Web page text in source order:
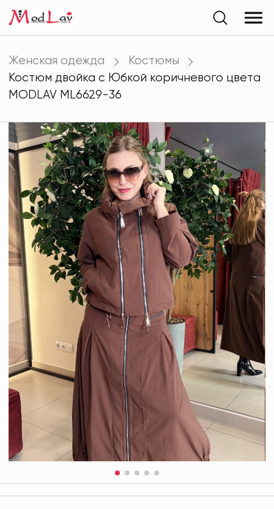
Женская одежда
Костюмы
Костюм двойка с Юбкой коричневого цвета
MODLAV ML6629-36